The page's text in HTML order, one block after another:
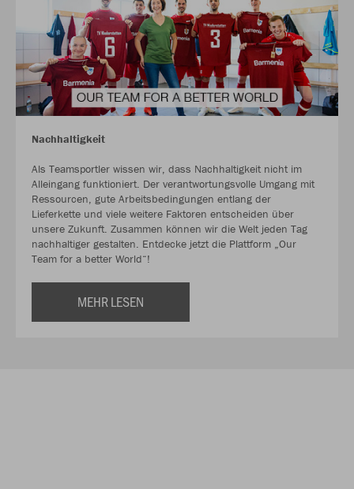
Nachhaltigkeit
Als Teamsportler wissen wir, dass Nachhaltigkeit nicht im
Alleingang funktioniert. Der verantwortungsvolle Umgang mit
Ressourcen, gute Arbeitsbedingungen entlang der
Lieferkette und viele weitere Faktoren entscheiden über
unsere Zukunft. Zusammen können wir die Welt jeden Tag
nachhaltiger gestalten. Entdecke jetzt die Plattform „Our
Team for a better World“!
MEHR LESEN